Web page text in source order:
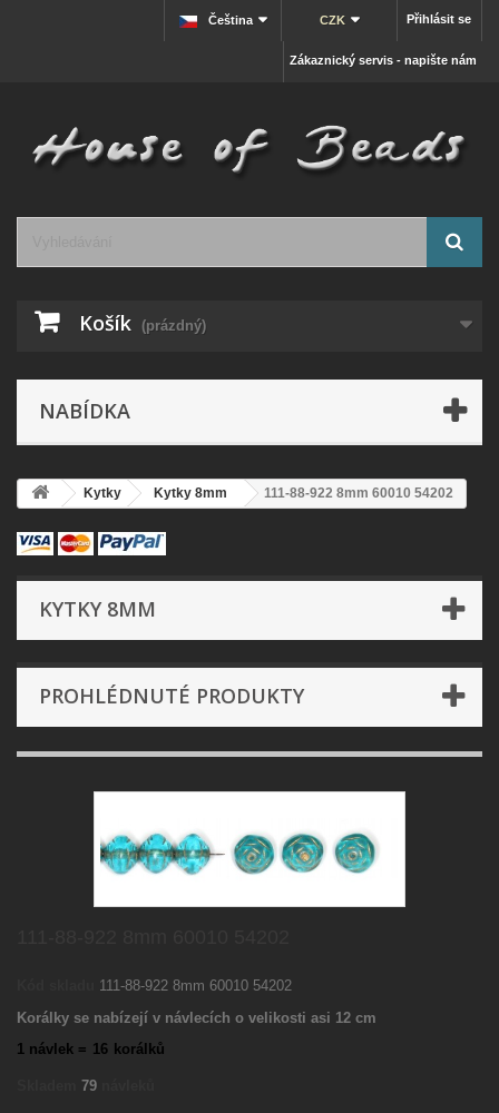
Přihlásit se
CZK
Čeština
Zákaznický servis - napište nám
Košík (prázdný)
NABÍDKA
Kytky Kytky 8mm 111-88-922 8mm 60010 54202
KYTKY 8MM
PROHLÉDNUTÉ PRODUKTY
111-88-922 8mm 60010 54202
Korálky se nabízejí v návlecích o velikosti asi 12 cm
1 návlek = 16 korálků
79